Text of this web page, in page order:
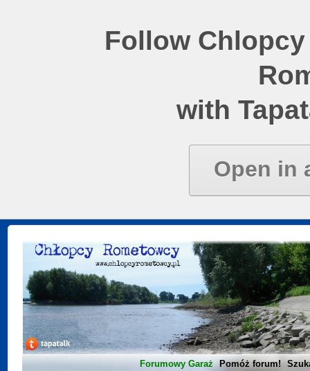
Follow
with
Open in
Forumowy Garaż Pomóż forum!